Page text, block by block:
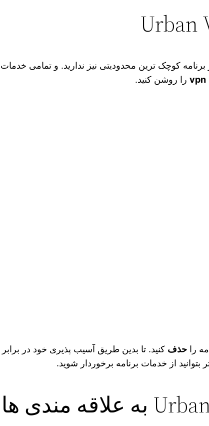
کوچک‌ ترین محدودیتی نیز ندارید. و تمامی
vpn را روشن کنید.
راحذف کنید. تا بدین طریق آسیب پذیری خود در
از خدمات برنامه برخوردار شوید.